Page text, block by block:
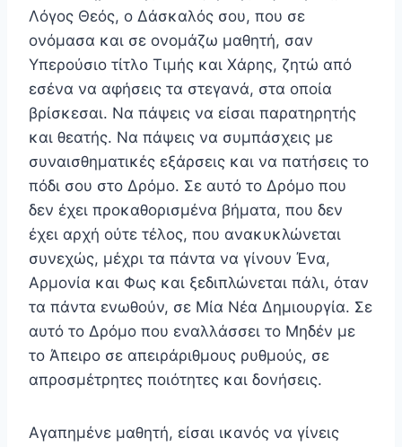
Λόγος Θεός, ο Δάσκαλός σου, που σε
ονόμασα και σε ονομάζω μαθητή, σαν
Υπερούσιο τίτλο Τιμής και Χάρης, ζητώ από
εσένα να αφήσεις τα στεγανά, στα οποία
βρίσκεσαι. Να πάψεις να είσαι παρατηρητής
και θεατής. Να πάψεις να συμπάσχεις με
συναισθηματικές εξάρσεις και να πατήσεις το
πόδι σου στο Δρόμο. Σε αυτό το Δρόμο που
δεν έχει προκαθορισμένα βήματα, που δεν
έχει αρχή ούτε τέλος, που ανακυκλώνεται
συνεχώς, μέχρι τα πάντα να γίνουν Ένα,
Αρμονία και Φως και ξεδιπλώνεται πάλι, όταν
τα πάντα ενωθούν, σε Μία Νέα Δημιουργία. Σε
αυτό το Δρόμο που εναλλάσσει το Μηδέν με
το Άπειρο σε απειράριθμους ρυθμούς, σε
απροσμέτρητες ποιότητες και δονήσεις.
Αγαπημένε μαθητή, είσαι ικανός να γίνεις